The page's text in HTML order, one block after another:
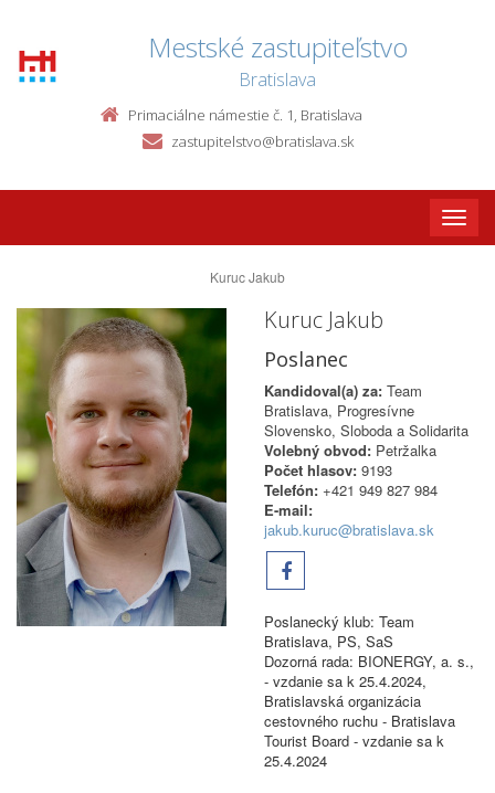
Mestské zastupiteľstvo
Bratislava
Primaciálne námestie č. 1, Bratislava
zastupitelstvo@bratislava.sk
Toggle
Kuruc Jakub
Kuruc Jakub
Poslanec
Kandidoval(a) za: Team
Bratislava, Progresívne
Slovensko, Sloboda a Solidarita
Volebný obvod: Petržalka
Počet hlasov: 9193
Telefón: +421 949 827 984
E-mail:
jakub.kuruc@bratislava.sk
Poslanecký klub: Team
Bratislava, PS, SaS
Dozorná rada: BIONERGY, a. s.,
- vzdanie sa k 25.4.2024,
Bratislavská organizácia
cestovného ruchu - Bratislava
Tourist Board - vzdanie sa k
25.4.2024